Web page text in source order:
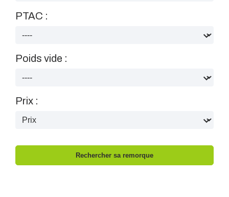
PTAC :
Poids vide :
Prix :